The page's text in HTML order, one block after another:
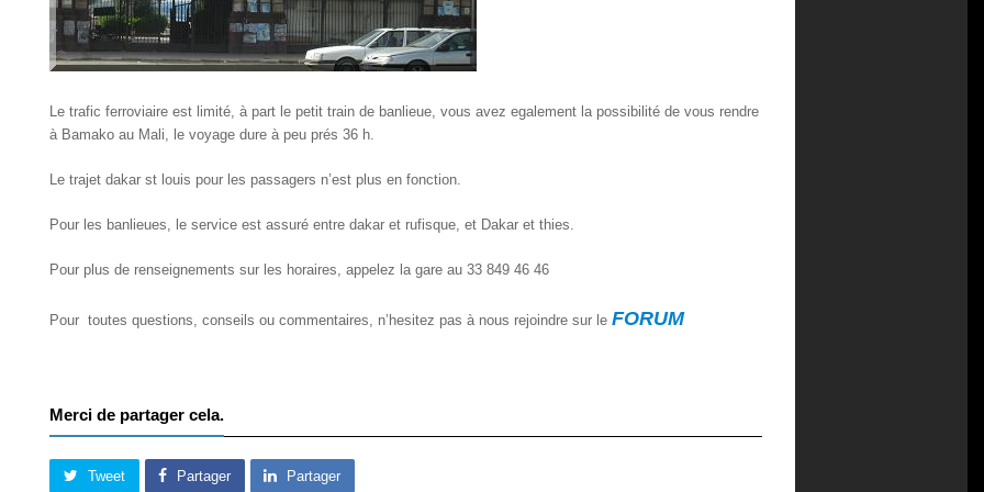
Le trafic ferroviaire est limité, à part le petit train de banlieue, vous avez egalement la possibilité de vous rendre
à Bamako au Mali, le voyage dure à peu prés 36 h.
Le trajet dakar st louis pour les passagers n’est plus en fonction.
Pour les banlieues, le service est assuré entre dakar et rufisque, et Dakar et thies.
Pour plus de renseignements sur les horaires, appelez la gare au 33 849 46 46
Pour toutes questions, conseils ou commentaires, n’hesitez pas à nous rejoindre sur leFORUM
Merci de partager cela.
Tweet Partager Partager